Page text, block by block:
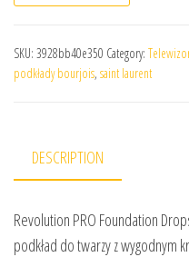
SKU: 3928bb40e350 Category:
podkłady bourjois, saint laurent
DESCRIPTION
Revolution PRO Foundation
podkład do twarzy z wygodnym